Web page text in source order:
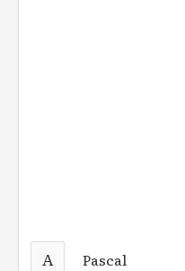
A Pascal